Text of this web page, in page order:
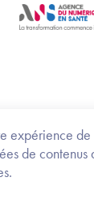
expérience
de
la santé, des